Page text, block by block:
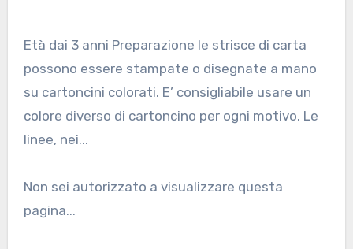
Età dai 3 anni Preparazione le strisce di carta
possono essere stampate o disegnate a mano
su cartoncini colorati. E’ consigliabile usare un
colore diverso di cartoncino per ogni motivo. Le
linee, nei...
Non sei autorizzato a visualizzare questa
pagina...